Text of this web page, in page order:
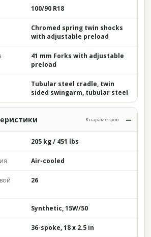
100/90 R18
Chromed spring twin shocks
with adjustable preload
41 mm Forks with adjustable
preload
Tubular steel cradle, twin
sided swingarm, tubular steel
6 параметров
205 kg / 451 lbs
Air-cooled
26
Synthetic, 15W/50
36-spoke, 18 x 2.5 in